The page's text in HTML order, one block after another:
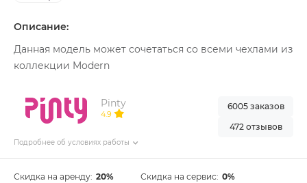
Описание:
Данная модель может сочетаться со всеми чехлами из
коллекции Modern
Pinty
4.9
Подробнее об условиях работы
6005 заказов
472 отзывов
Скидка на аренду: 20% Скидка на сервис: 0%